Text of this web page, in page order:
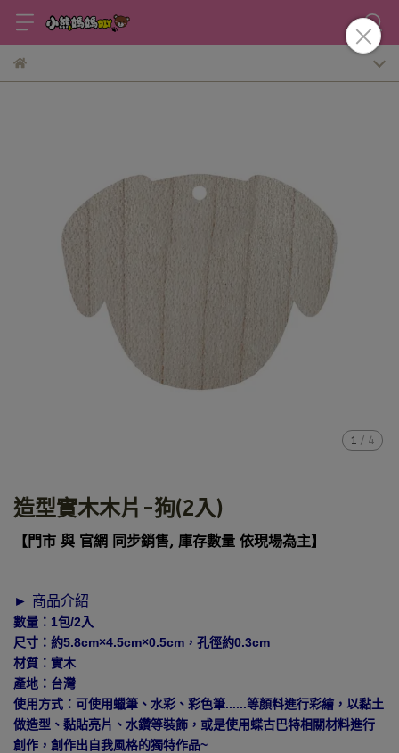
1 / 4
造型實木木片-狗(2入)
【門市 與 官網 同步銷售, 庫存數量 依現場為主】
► 商品介紹
數量：1包/2入
尺寸：約5.8cm×4.5cm×0.5cm，孔徑約0.3cm
材質：實木
產地：台灣
使用方式：可使用蠟筆、水彩、彩色筆......等顏料進行彩繪，以黏土
做造型、黏貼亮片、水鑽等裝飾，或是使用蝶古巴特相關材料進行
創作，創作出自我風格的獨特作品~